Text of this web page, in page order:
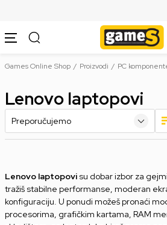
Games Online Shop Proizvodi PC
Lenovo laptopovi
Lenovo laptopovi su dobar izbor za
tražiš stabilne performanse, moderan
konfiguraciju. U ponudi možeš pronaći
procesorima, grafičkim kartama, RAM